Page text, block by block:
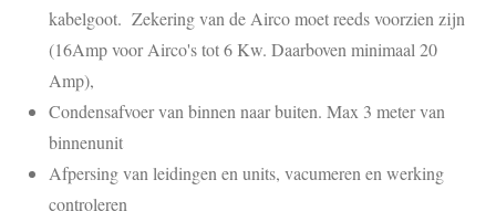
kabelgoot. Zekering van de Airco moet reeds voorzien zijn
(16Amp voor Airco's tot 6 Kw. Daarboven minimaal 20
Amp),
Condensafvoer van binnen naar buiten. Max 3 meter van
binnenunit
Afpersing van leidingen en units, vacumeren en werking
controleren